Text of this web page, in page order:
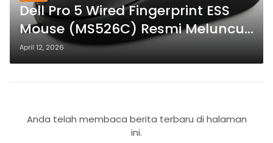
Dell Pro 5 Wired Fingerprint ESS
Mouse (MS526C) Resmi Meluncur,
Mouse dengan Login Sidik Jari
untuk Produktivitas Lebih Aman
April 12, 2026
Anda telah membaca berita terbaru di halaman
ini.